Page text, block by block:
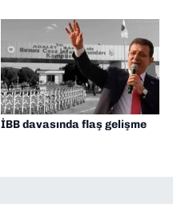
İBB davasında flaş gelişme